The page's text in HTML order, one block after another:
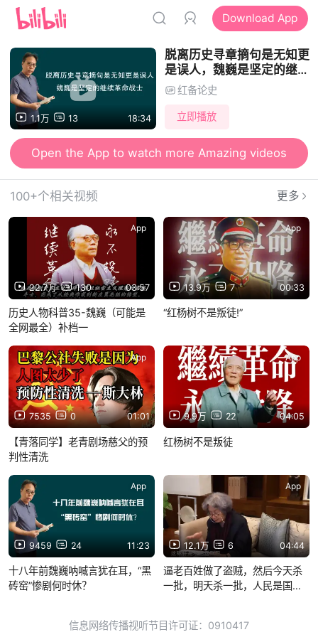
Download App
1.1万 13 18:34
脱离历史寻章摘句是无知更
是误人，魏巍是坚定的继续
革命战士
红备论史
立即播放
Open the App to watch more Amazing videos
100+个相关视频 更多
22.7万 130 03:57
App
历史人物科普35-魏巍（可能是
全网最全）补档一
13.9万 7 00:33
App
“红杨树不是叛徒!”
7535 0 01:01
App
【青落同学】老青剧场慈父的预
判性清洗
9.9万 22 04:05
App
红杨树不是叛徒
9459 24 11:23
App
十八年前魏巍呐喊言犹在耳，“黑
砖窑”惨剧何时休？
12.1万 6 04:44
App
逼老百姓做了盗贼，然后今天杀
一批，明天杀一批，人民是国家
损则折
信息网络传播视听节目许可证：0910417